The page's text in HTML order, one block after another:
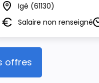
Favoris
Lieu Igé (61130)
SalaireSalaire non renseigné
nos offres
offres